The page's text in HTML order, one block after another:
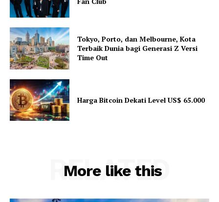
Tokyo, Porto, dan Melbourne, Kota
Terbaik Dunia bagi Generasi Z Versi
Time Out
Harga Bitcoin Dekati Level US$ 65.000
More like this
RELATED